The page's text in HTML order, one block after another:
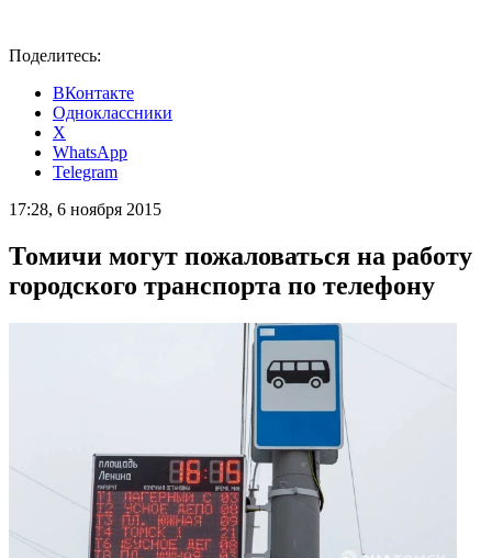
Поделитесь:
ВКонтакте
Одноклассники
X
WhatsApp
Telegram
17:28, 6 ноября 2015
Томичи могут пожаловаться на работу
городского транспорта по телефону